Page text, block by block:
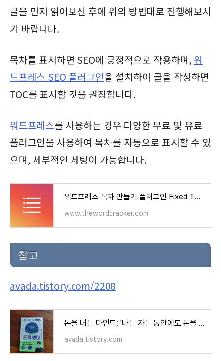
글을 먼저 읽어보신 후에 위의 방법대로 진행해보시
기 바랍니다.
목차를 표시하면 SEO에 긍정적으로 작용하며,워
드프레스 SEO 플러그인을 설치하여 글을 작성하면
TOC를 표시할 것을 권장합니다.
워드프레스를 사용하는 경우 다양한 무료 및 유료
플러그인을 사용하여 목차를 자동으로 표시할 수 있
으며, 세부적인 세팅이 가능합니다.
워드프레스 목차 만들기 플러그인 Fixed TOC - 워드프레스 정보꾸러미
www.thewordcracker.com
참고
avada.tistory.com/2208
돈을 버는 마인드: '나는 자는 동안에도 돈을 번다'
avada.tistory.com